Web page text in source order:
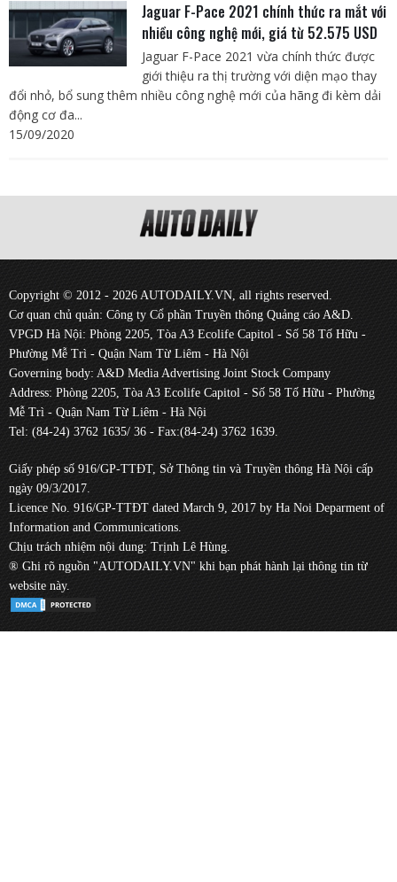
Jaguar F-Pace 2021 chính thức ra mắt với
nhiều công nghệ mới, giá từ 52.575 USD
Jaguar F-Pace 2021 vừa chính thức được
giới thiệu ra thị trường với diện mạo thay
đổi nhỏ, bổ sung thêm nhiều công nghệ mới của hãng đi kèm dải
động cơ đa...
15/09/2020
Copyright © 2012 - 2026 AUTODAILY.VN, all rights reserved.
Cơ quan chủ quản: Công ty Cổ phần Truyền thông Quảng cáo A&D.
VPGD Hà Nội: Phòng 2205, Tòa A3 Ecolife Capitol - Số 58 Tố Hữu -
Phường Mễ Trì - Quận Nam Từ Liêm - Hà Nội
Governing body: A&D Media Advertising Joint Stock Company
Address: Phòng 2205, Tòa A3 Ecolife Capitol - Số 58 Tố Hữu - Phường
Mễ Trì - Quận Nam Từ Liêm - Hà Nội
Tel: (84-24) 3762 1635/ 36 - Fax:(84-24) 3762 1639.
Giấy phép số 916/GP-TTĐT, Sở Thông tin và Truyền thông Hà Nội cấp
ngày 09/3/2017.
Licence No. 916/GP-TTĐT dated March 9, 2017 by Ha Noi Deparment of
Information and Communications.
Chịu trách nhiệm nội dung: Trịnh Lê Hùng.
® Ghi rõ nguồn "AUTODAILY.VN" khi bạn phát hành lại thông tin từ
website này.